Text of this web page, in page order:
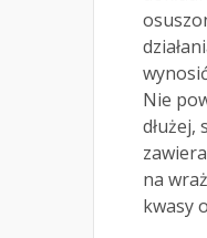
Nie
dłużej,
na
kwasy